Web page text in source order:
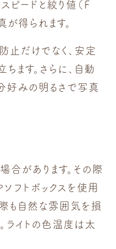
スピードと絞り値（F
が得られます。
止だけでなく、安定
ます。さらに、自動
好みの明るさで写真
があります。その際
フトボックスを使用
際も自然な雰囲気を損
ライトの色温度は太